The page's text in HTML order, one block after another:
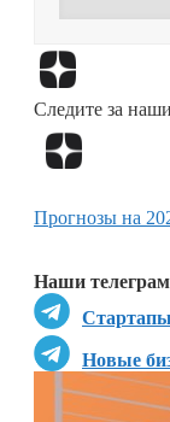
Следите за
Наши
Новые
Прогнозы на